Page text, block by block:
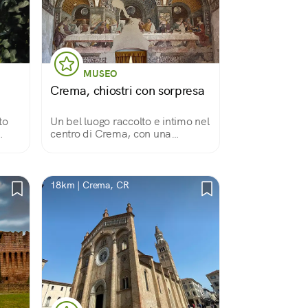
MUSEO
Crema, chiostri con sorpresa
Un bel luogo raccolto e intimo nel
centro di Crema, con una
18km | Crema, CR